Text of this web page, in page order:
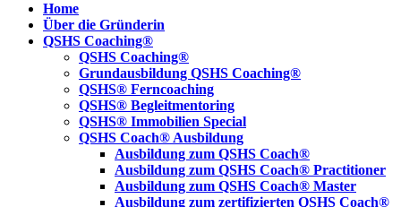
Home
Über die Gründerin
QSHS Coaching®
QSHS Coaching®
Grundausbildung QSHS Coaching®
QSHS® Ferncoaching
QSHS® Begleitmentoring
QSHS® Immobilien Special
QSHS Coach® Ausbildung
Ausbildung zum QSHS Coach®
Ausbildung zum QSHS Coach® Practitioner
Ausbildung zum QSHS Coach® Master
Ausbildung zum zertifizierten QSHS Coach®